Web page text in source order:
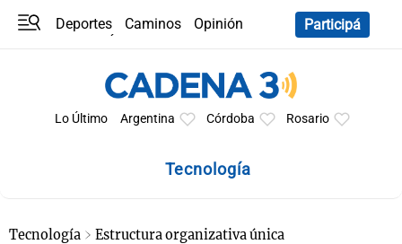
Deportes Caminos
Opinión
Participá
Lo Último Argentina Córdoba Rosario
Tecnología
Tecnología Estructura organizativa única